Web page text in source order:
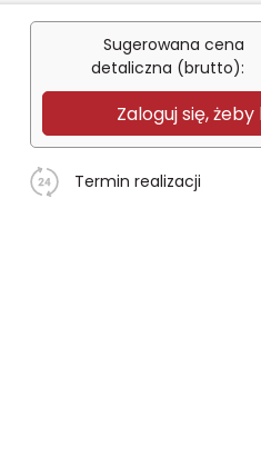
Sugerowana cena
detaliczna (brutto):
Zaloguj się,
Termin realizacji